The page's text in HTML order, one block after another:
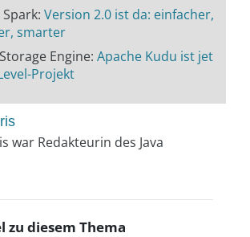
Version 2.0 ist da: einfacher,
smarter
Engine: Apache Kudu ist jet
Projekt
war Redakteurin des Java
diesem Thema